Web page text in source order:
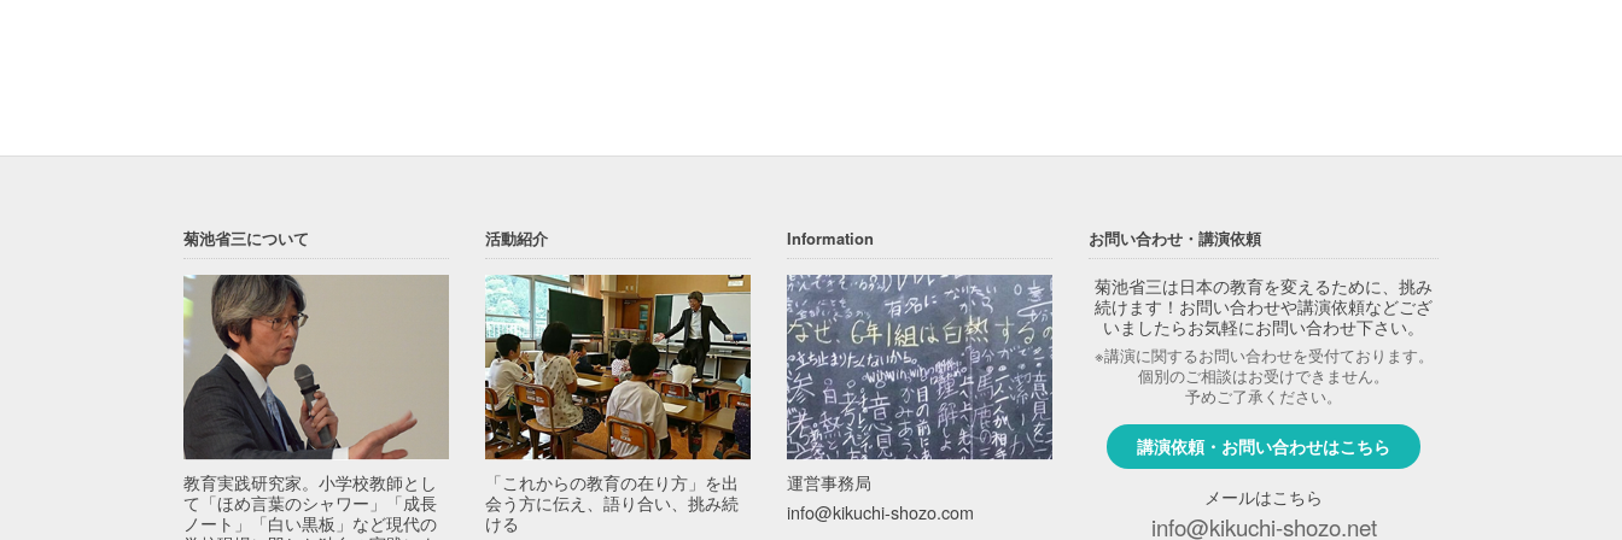
菊池省三について
教育実践研究家。小学校教師とし
て「ほめ言葉のシャワー」「成長
ノート」「白い黒板」など現代の
活動紹介
「これからの教育の在り方」を出
会う方に伝え、語り合い、挑み続
ける
Information
運営事務局
info@kikuchi-shozo.com
お問い合わせ・講演依頼
菊池省三は日本の教育を変えるために、挑み
続けます！お問い合わせや講演依頼などござ
いましたらお気軽にお問い合わせ下さい。
※講演に関するお問い合わせを受付ております。
個別のご相談はお受けできません。
予めご了承ください。
講演依頼・お問い合わせはこちら
メールはこちら
info@kikuchi-shozo.net